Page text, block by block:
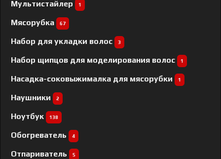
Мультистайлер 1
Мясорубка 67
Набор для укладки волос 3
Набор щипцов для моделирования волос 1
Насадка-соковыжималка для мясорубки 1
Наушники 2
Ноутбук 138
Обогреватель 4
Отпариватель 5